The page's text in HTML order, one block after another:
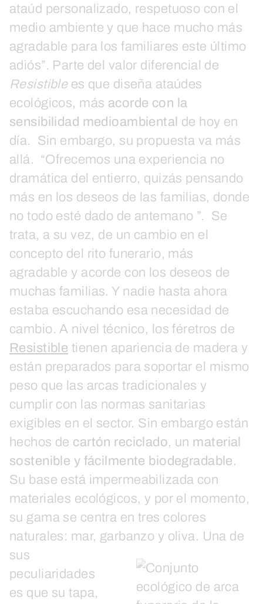
ataúd personalizado, respetuoso con el
medio ambiente y que hace mucho más
agradable para los familiares este último
adiós”. Parte del valor diferencial de
Resistiblees que diseña ataúdes
ecológicos, más acorde con la
sensibilidad medioambiental de hoy en
día. Sin embargo, su propuesta va más
allá. “Ofrecemos una experiencia no
dramática del entierro, quizás pensando
más en los deseos de las familias, donde
no todo esté dado de antemano ”.
Se
trata, a su vez, de un cambio en el
concepto del rito funerario, más
agradable y acorde con los deseos de
muchas familias. Y nadie hasta ahora
estaba escuchando esa necesidad de
cambio. A nivel técnico, los féretros de
Resistible tienen apariencia de madera y
están preparados para soportar el mismo
peso que las arcas tradicionales y
cumplir con las normas sanitarias
exigibles en el sector. Sin embargo están
hechos de cartón reciclado, un material
sostenible y fácilmente biodegradable.
Su base está impermeabilizada con
materiales ecológicos, y por el momento,
su gama se centra en tres colores
naturales: mar, garbanzo y oliva. Una de
sus
peculiaridades
es que su tapa,